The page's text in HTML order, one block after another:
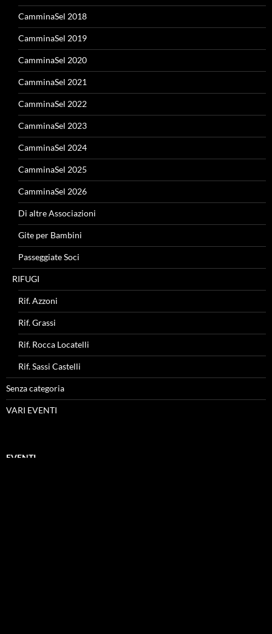
CamminaSel 2018
CamminaSel 2019
CamminaSel 2020
CamminaSel 2021
CamminaSel 2022
CamminaSel 2023
CamminaSel 2024
CamminaSel 2025
CamminaSel 2026
Di altre Associazioni
Gite per Bambini
Passeggiate Soci
RIFUGI
Rif. Azzoni
Rif. Grassi
Rif. Rocca Locatelli
Rif. Sassi Castelli
Senza categoria
VARI EVENTI
EVENTI